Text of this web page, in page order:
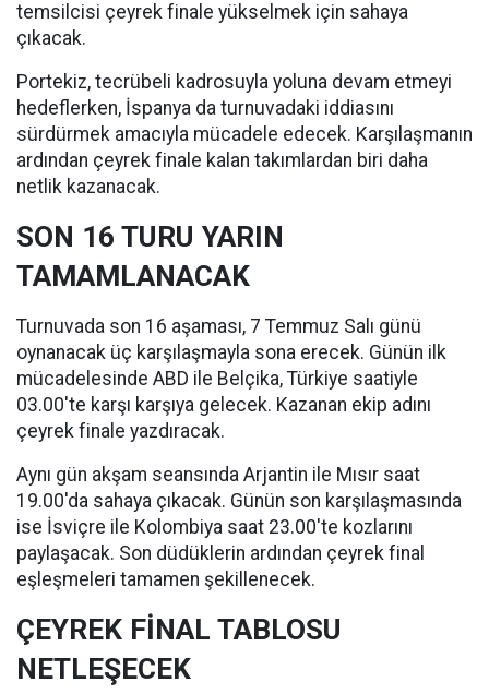
temsilcisi çeyrek finale yükselmek için sahaya
çıkacak.
Portekiz, tecrübeli kadrosuyla yoluna devam etmeyi
hedeflerken, İspanya da turnuvadaki iddiasını
sürdürmek amacıyla mücadele edecek. Karşılaşmanın
ardından çeyrek finale kalan takımlardan biri daha
netlik kazanacak.
SON 16 TURU YARIN
TAMAMLANACAK
Turnuvada son 16 aşaması, 7 Temmuz Salı günü
oynanacak üç karşılaşmayla sona erecek. Günün ilk
mücadelesinde ABD ile Belçika, Türkiye saatiyle
03.00'te karşı karşıya gelecek. Kazanan ekip adını
çeyrek finale yazdıracak.
Aynı gün akşam seansında Arjantin ile Mısır saat
19.00'da sahaya çıkacak. Günün son karşılaşmasında
ise İsviçre ile Kolombiya saat 23.00'te kozlarını
paylaşacak. Son düdüklerin ardından çeyrek final
eşleşmeleri tamamen şekillenecek.
ÇEYREK FİNAL TABLOSU
NETLEŞECEK